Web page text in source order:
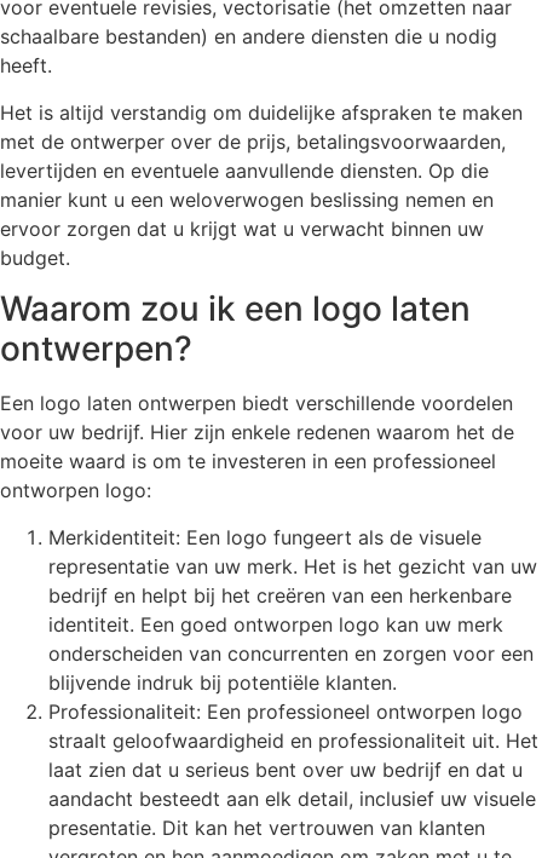
voor eventuele revisies, vectorisatie (het omzetten naar
schaalbare bestanden) en andere diensten die u nodig
heeft.
Het is altijd verstandig om duidelijke afspraken te maken
met de ontwerper over de prijs, betalingsvoorwaarden,
levertijden en eventuele aanvullende diensten. Op die
manier kunt u een weloverwogen beslissing nemen en
ervoor zorgen dat u krijgt wat u verwacht binnen uw
budget.
Waarom zou ik een logo laten
ontwerpen?
Een logo laten ontwerpen biedt verschillende voordelen
voor uw bedrijf. Hier zijn enkele redenen waarom het de
moeite waard is om te investeren in een professioneel
ontworpen logo:
Merkidentiteit: Een logo fungeert als de visuele
representatie van uw merk. Het is het gezicht van uw
bedrijf en helpt bij het creëren van een herkenbare
identiteit. Een goed ontworpen logo kan uw merk
onderscheiden van concurrenten en zorgen voor een
blijvende indruk bij potentiële klanten.
Professionaliteit: Een professioneel ontworpen logo
straalt geloofwaardigheid en professionaliteit uit. Het
laat zien dat u serieus bent over uw bedrijf en dat u
aandacht besteedt aan elk detail, inclusief uw visuele
presentatie. Dit kan het vertrouwen van klanten